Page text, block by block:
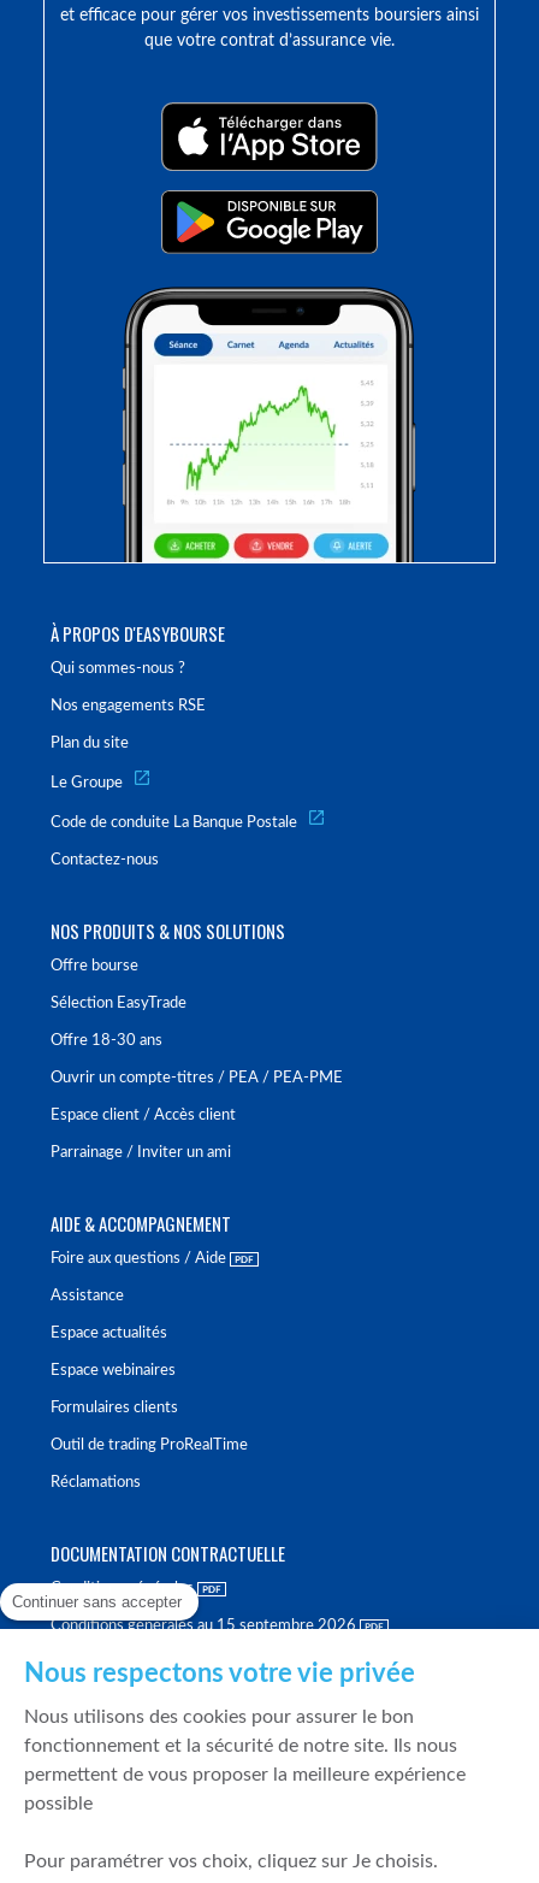
À PROPOS D'EASYBOURSE
Qui sommes-nous ?
Nos engagements RSE
Plan du site
Le Groupe
Code de conduite La Banque Postale
Contactez-nous
NOS PRODUITS & NOS SOLUTIONS
Offre bourse
Sélection EasyTrade
Offre 18-30 ans
Ouvrir un compte-titres / PEA / PEA-PME
Espace client / Accès client
Parrainage / Inviter un ami
AIDE & ACCOMPAGNEMENT
Foire aux questions / Aide
Assistance
Espace actualités
Espace webinaires
Formulaires clients
Outil de trading ProRealTime
Réclamations
DOCUMENTATION CONTRACTUELLE
Conditions générales
Conditions générales au 15 septembre 2026
Politique de meilleure sélection
Politique de durabilité
Fonds de garantie des dépôts et de résolution
et efficace pour gérer vos investissements boursiers ainsi
que votre contrat d’assurance vie.
Continuer sans accepter
Nous respectons votre vie privée
Nous utilisons des cookies pour assurer le bon
fonctionnement et la sécurité de notre site. Ils nous
permettent de vous proposer la meilleure expérience
possible
Pour paramétrer vos choix, cliquez sur Je choisis.